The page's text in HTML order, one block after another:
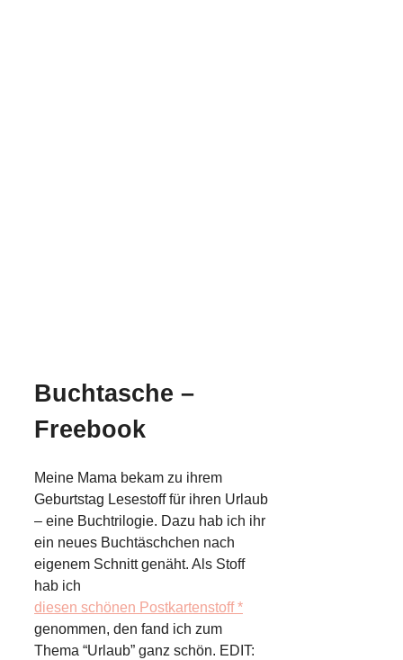
Buchtasche –
Freebook
Meine Mama bekam zu ihrem
Geburtstag Lesestoff für ihren Urlaub
– eine Buchtrilogie. Dazu hab ich ihr
ein neues Buchtäschchen nach
eigenem Schnitt genäht. Als Stoff
hab ich
diesen schönen Postkartenstoff *
genommen, den fand ich zum
Thema “Urlaub” ganz schön. EDIT: